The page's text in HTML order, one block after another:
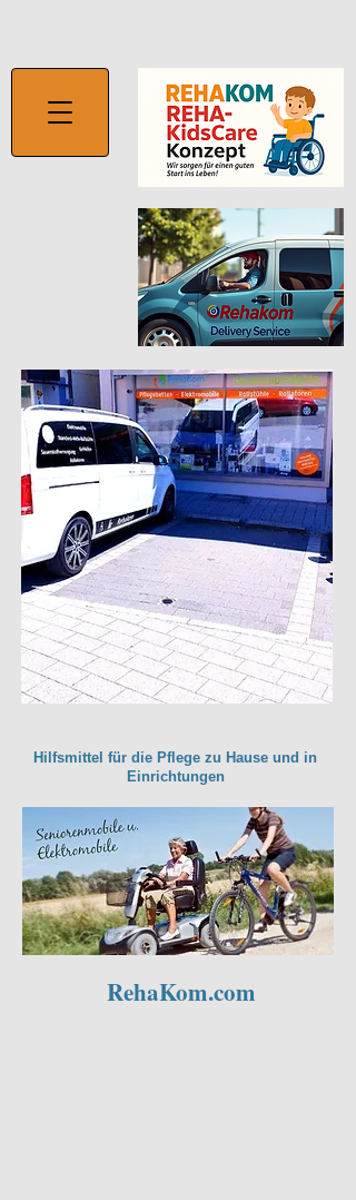
Hilfsmittel für die Pflege zu Hause und in
Einrichtungen
RehaKom.com